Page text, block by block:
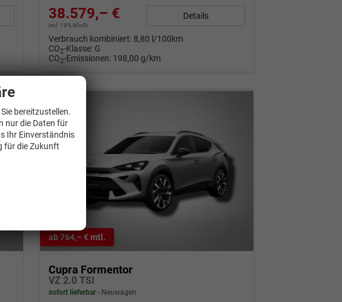
38.579,– €
incl. 19% MwSt.
Details
Verbrauch kombiniert: 8,80 l/100km
CO2-Klasse: G
CO2-Emissionen: 198,00 g/km
ab 764,– € mtl.
Cupra Formentor
VZ 2.0 TSI
sofort lieferbar Neuwagen
bereitzustellen.
nur die Daten für
Ihr Einverständnis
für die Zukunft